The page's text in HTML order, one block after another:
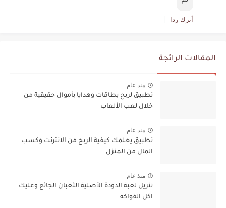
أترك ردا
المقالات الرائجة
منذ عام
تطبيق لربح بطاقات وهدايا بأموال حقيقية من
خلال لعب الألعاب
منذ عام
تطبيق يعلمك كيفية الربح من الانترنت وكسب
المال من المنزل
منذ عام
تنزيل لعبة الدودة الأصلية الثعبان الجائع وعليك
اكل الفواكه